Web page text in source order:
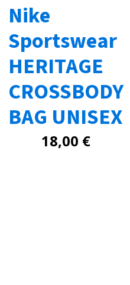
Nike
Sportswear
HERITAGE
CROSSBODY
BAG UNISEX
18,00 €